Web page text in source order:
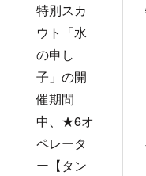
特別スカ
ウト「水
の申し
子」の開
催期間
中、★6オ
ペレータ
ー【タン